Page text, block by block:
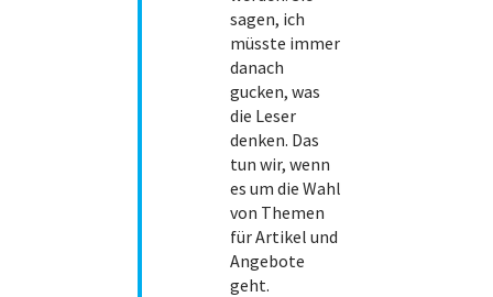
sagen, ich
müsste immer
danach
gucken, was
die Leser
denken. Das
tun wir, wenn
es um die Wahl
von Themen
für Artikel und
Angebote
geht.